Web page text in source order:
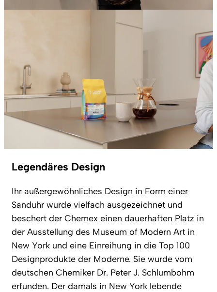
Legendäres Design
Ihr außergewöhnliches Design in Form einer
Sanduhr wurde vielfach ausgezeichnet und
beschert der Chemex einen dauerhaften Platz in
der Ausstellung des Museum of Modern Art in
New York und eine Einreihung in die Top 100
Designprodukte der Moderne. Sie wurde vom
deutschen Chemiker Dr. Peter J. Schlumbohm
erfunden. Der damals in New York lebende